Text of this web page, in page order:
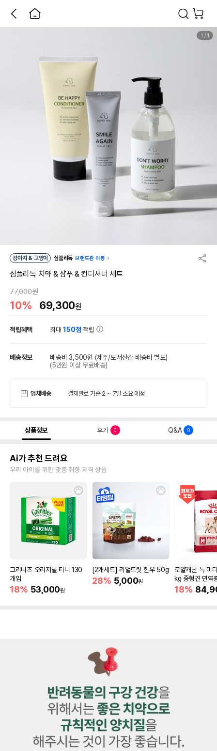
1 / 1
강아지 & 고양이 심플리독 브랜드관 이동
심플리독 치약 & 샴푸 & 컨디셔너 세트
77,000원
10% 69,300원
적립혜택 최대150점 적립
배송정보 배송비 3,500원 (제주/도서산간 배송비 별도)
(5만원 이상 무료배송)
업체배송 결제완료 기준 2 ~ 7일 소요 예정
상품정보 후기 0 Q&A 0
Ai가 추천 드려요
우리 아이를 위한 맞춤 취향 저격 상품
그리니즈 오리지널 티니 130
개입
18% 53,000원
[2개세트] 리얼트릿 한우 50g
28% 5,000원
로얄캐닌 독 미
kg 중형견 면역
18%